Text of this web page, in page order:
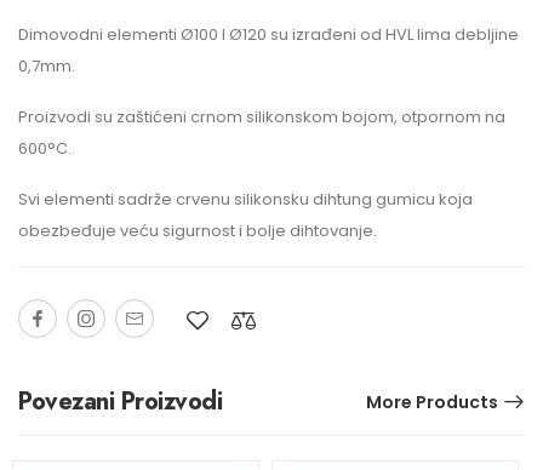
Dimovodni elementi Ø100 I Ø120 su izrađeni od HVL lima debljine
0,7mm.
Proizvodi su zaštićeni crnom silikonskom bojom, otpornom na
600°C.
Svi elementi sadrže crvenu silikonsku dihtung gumicu koja
obezbeđuje veću sigurnost i bolje dihtovanje.
Povezani Proizvodi More Products